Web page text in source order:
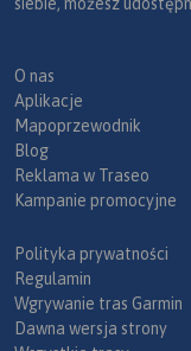
siebie, możesz
O nas
Aplikacje
Mapoprzewodnik
Blog
Reklama w Traseo
Kampanie promocyjne
Polityka prywatności
Regulamin
Wgrywanie tras Garmin
Dawna wersja strony